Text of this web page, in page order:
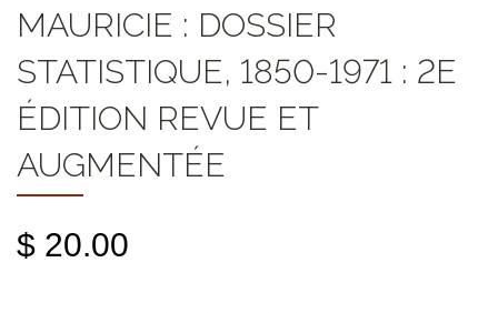
MAURICIE : DOSSIER
STATISTIQUE, 1850-1971 : 2E
ÉDITION REVUE ET
AUGMENTÉE
$ 20.00